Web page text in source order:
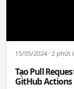
15/05/2024 · 2 phút
Tạo Pull
GitHub Actions